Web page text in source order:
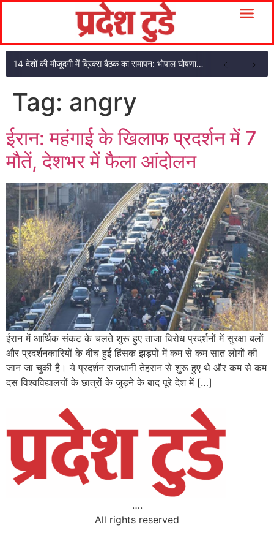
14 देशों की मौजूदगी में ब्रिक्स बैठक का समापन: भोपाल घोषणा पत्र अपनाया
Tag: angry
ईरान: महंगाई के खिलाफ प्रदर्शन में 7
मौतें, देशभर में फैला आंदोलन
ईरान में आर्थिक संकट के चलते शुरू हुए ताजा विरोध प्रदर्शनों में सुरक्षा बलों
और प्रदर्शनकारियों के बीच हुई हिंसक झड़पों में कम से कम सात लोगों की
जान जा चुकी है। ये प्रदर्शन राजधानी तेहरान से शुरू हुए थे और कम से कम
दस विश्वविद्यालयों के छात्रों के जुड़ने के बाद पूरे देश में […]
….
All rights reserved